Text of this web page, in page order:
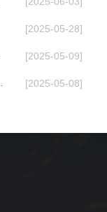
[2025-05-28]
[2025-05-09]
[2025-05-08]